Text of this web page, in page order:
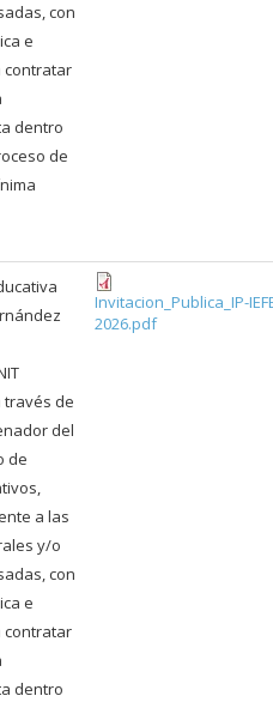
con
e
contratar
dentro
de
través de
del
de
a las
y/o
con
e
contratar
dentro
Invitacion_Publica_IP-
2026.pdf